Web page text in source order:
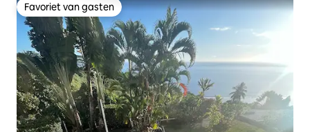
Favoriet van gasten
Favoriet van gasten